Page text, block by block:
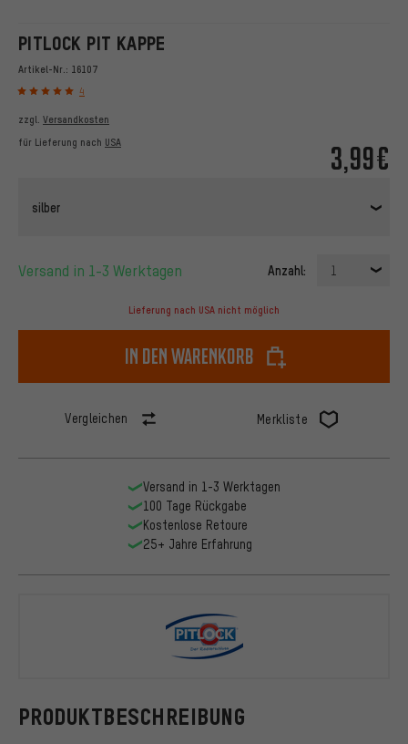
PITLOCK PIT KAPPE
Artikel-Nr.: 16107
4
3,99€
zzgl. Versandkosten
für Lieferung nach USA
silber
Versand in 1-3 Werktagen Anzahl: 1
Lieferung nach USA nicht möglich
In den Warenkorb
Vergleichen Merkliste
PRODUKTBESCHREIBUNG
Versand in 1-3 Werktagen
100 Tage Rückgabe
Kostenlose Retoure
25+ Jahre Erfahrung